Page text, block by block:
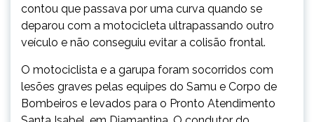
contou que passava por uma curva quando se
deparou com a motocicleta ultrapassando outro
veículo e não conseguiu evitar a colisão frontal.
O motociclista e a garupa foram socorridos com
lesões graves pelas equipes do Samu e Corpo de
Bombeiros e levados para o Pronto Atendimento